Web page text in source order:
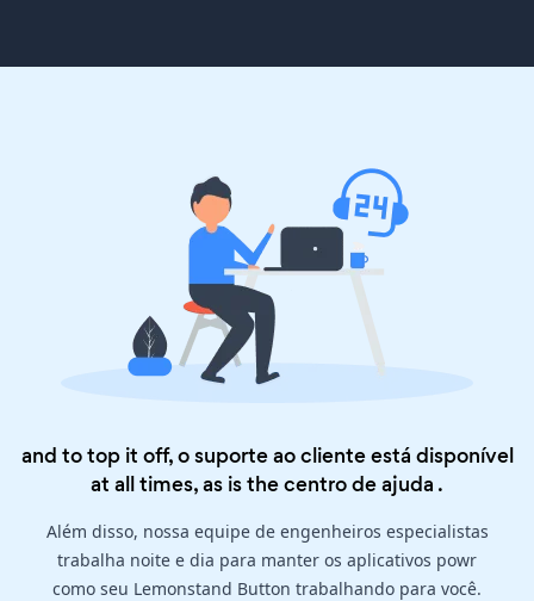
and to top it off, o suporte ao cliente está disponível
at all times, as is thecentro de ajuda .
Além disso, nossa equipe de engenheiros especialistas
trabalha noite e dia para manter os aplicativos powr
como seu Lemonstand Button trabalhando para você.